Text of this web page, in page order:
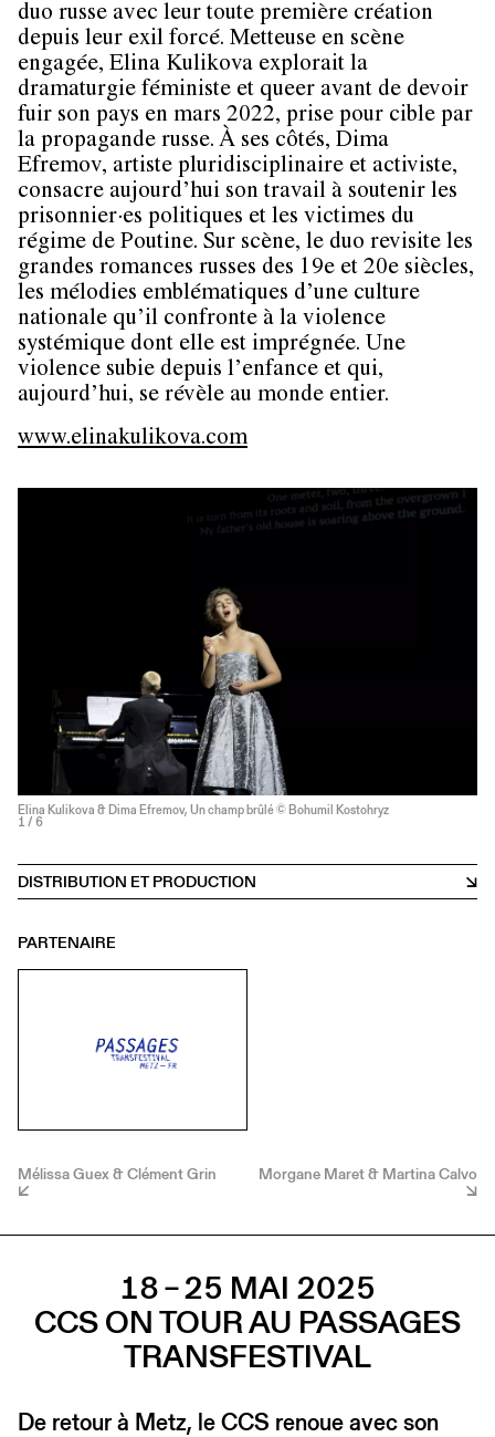
duo russe avec leur toute première création
depuis leur exil forcé. Metteuse en scène
engagée, Elina Kulikova explorait la
dramaturgie féministe et queer avant de devoir
fuir son pays en mars 2022, prise pour cible par
la propagande russe. À ses côtés, Dima
Efremov, artiste pluridisciplinaire et activiste,
consacre aujourd’hui son travail à soutenir les
prisonnier∙es politiques et les victimes du
régime de Poutine. Sur scène, le duo revisite les
grandes romances russes des 19e et 20e siècles,
les mélodies emblématiques d’une culture
nationale qu’il confronte à la violence
systémique dont elle est imprégnée. Une
violence subie depuis l’enfance et qui,
aujourd’hui, se révèle au monde entier.
www.elinakulikova.com
Elina Kulikova & Dima Efremov, Un champ brûlé © Bohumil Kostohryz
1 / 6
DISTRIBUTION ET PRODUCTION
PARTENAIRE
Mélissa Guex & Clément Grin Morgane Maret & Martina Calvo
18 – 25 MAI 2025
CCS ON TOUR AU PASSAGES
TRANSFESTIVAL
De retour à Metz, le CCS renoue avec son